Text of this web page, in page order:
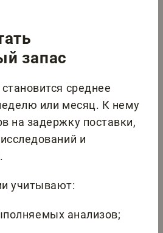
запас
среднее
или месяц. К нему
на задержку поставки,
и
учитывают:
анализов;